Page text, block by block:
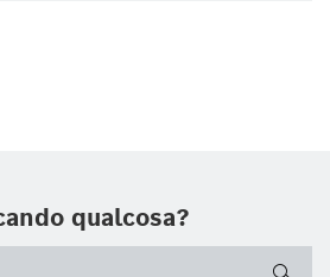
qualcosa?